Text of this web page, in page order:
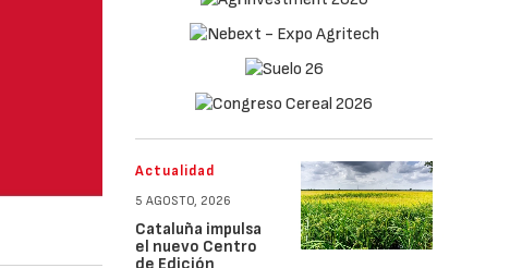
Actualidad
5 AGOSTO, 2026
Cataluña impulsa
el nuevo Centro